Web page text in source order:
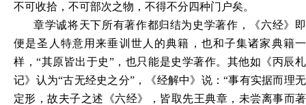
不可收拾，不可部次之物，不得不分四种门户矣。
章学诚将天下所有著作都归结为史学著作，《六经》即
便是圣人特意用来垂训世人的典籍，也和子集诸家典籍一
样，“其原皆出于史”，也只能是史学著作。其他如《丙辰札
记》认为“古无经史之分”，《经解中》说：“事有实据而理无
定形，故夫子之述《六经》，皆取先王典章，未尝离事而著